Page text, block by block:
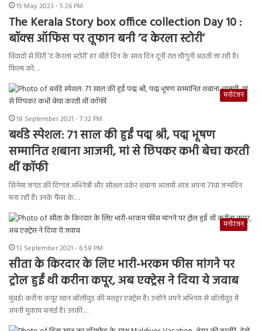
15 May 2023 - 5:26 PM
The Kerala Story box office collection Day 10 :
बॉक्स ऑफिस पर तूफान बनी ‘द केरला स्टोरी’
विवादों से घिरी ‘द केरला स्टोरी’ हर बीते दिन के साथ दिन दूनी रात चौगुनी बढ़ती जा रही है।
फिल्म को…
मनोरंजन
18 September 2021 - 7:32 PM
बर्थडे स्पेशल: 71 साल की हुईं पद्म श्री, पद्म भूषण
सम्मानित शबाना आजमी, मां से छिपकर कभी बेचा करती
थीं कॉफी
सिनेमा जगत की दिग्गज अभिनेत्री और सोशल वर्कर शबाना आजमी आज अपना 71वां जन्मदिन
मना रही हैं। उनके फैंस के…
मनोरंजन
13 September 2021 - 6:58 PM
सीता के किरदार के लिए भारी-भरकम फीस मांगने पर
ट्रोल हुईं थी करीना कपूर, अब एक्ट्रेस ने दिया ये जवाब
मुंबई। करीना कपूर खान बॉलीवुड की मशहूर एक्ट्रेस है। उन्होंने अपने अभिनय से बॉलीवुड में
अपनी मुकाम बनाई है। उनकी…